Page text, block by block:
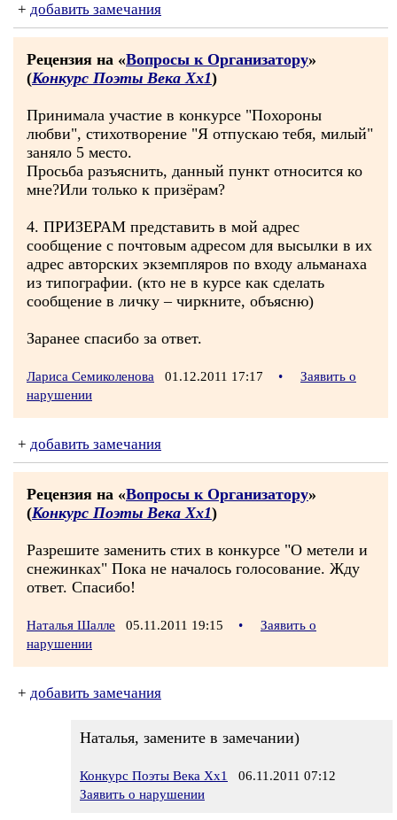
+ добавить замечания
Рецензия на «Вопросы к Организатору»
(Конкурс Поэты Века Хх1)
Принимала участие в конкурсе "Похороны
любви", стихотворение "Я отпускаю тебя, милый"
заняло 5 место.
Просьба разъяснить, данный пункт относится ко
мне?Или только к призёрам?
4. ПРИЗЕРАМ представить в мой адрес
сообщение с почтовым адресом для высылки в их
адрес авторских экземпляров по входу альманаха
из типографии. (кто не в курсе как сделать
сообщение в личку – чиркните, объясню)
Заранее спасибо за ответ.
Лариса Семиколенова 01.12.2011 17:17 •
Заявить о
нарушении
+ добавить замечания
Рецензия на «Вопросы к Организатору»
(Конкурс Поэты Века Хх1)
Разрешите заменить стих в конкурсе "О метели и
снежинках" Пока не началось голосование. Жду
ответ. Спасибо!
Наталья Шалле 05.11.2011 19:15 •
Заявить о
нарушении
+ добавить замечания
Наталья, замените в замечании)
Конкурс Поэты Века Хх1
06.11.2011 07:12
Заявить о нарушении